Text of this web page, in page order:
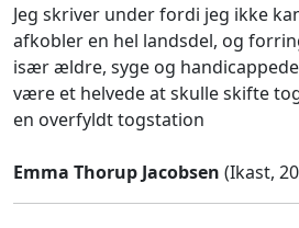
Jeg skriver under fordi jeg ikke
afkobler en hel landsdel, og
især ældre, syge og
være et helvede at skulle skifte
en overfyldt togstation
Emma Thorup Jacobsen (Ikast,